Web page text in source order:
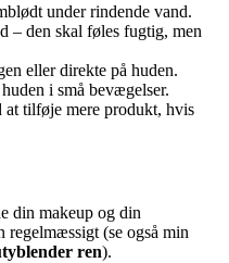
under rindende vand.
– den skal føles fugtig, men
eller direkte på huden.
i små bevægelser.
tilføje mere produkt, hvis
din makeup og din
regelmæssigt (se også min
ren).